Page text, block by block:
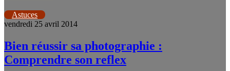
Astuces
vendredi 25 avril 2014
Bien réussir sa photographie :
Comprendre son reflex